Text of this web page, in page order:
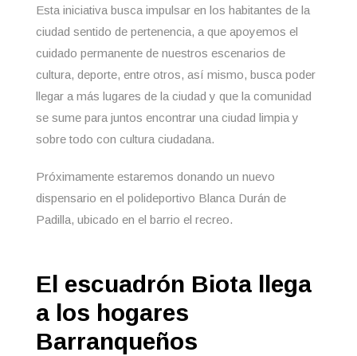
Esta iniciativa busca impulsar en los habitantes de la
ciudad sentido de pertenencia, a que apoyemos el
cuidado permanente de nuestros escenarios de
cultura, deporte, entre otros, así mismo, busca poder
llegar a más lugares de la ciudad y que la comunidad
se sume para juntos encontrar una ciudad limpia y
sobre todo con cultura ciudadana.
Próximamente estaremos donando un nuevo
dispensario en el polideportivo Blanca Durán de
Padilla, ubicado en el barrio el recreo.
El escuadrón Biota llega
a los hogares
Barranqueños